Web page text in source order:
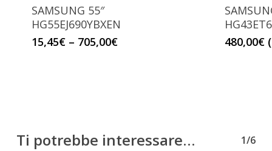
SAMSUNG 55″
HG55EJ690YBXEN
15,45€– 705,00€
480,00€
Ti potrebbe interessare… 1/6